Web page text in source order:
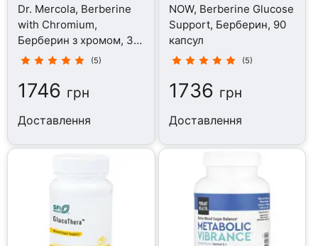
Dr. Mercola, Berberine
with Chromium,
Берберин з хромом, 30
капсул
(5)
1746 грн
Доставлення
NOW, Berberine Glucose
Support, Берберин, 90
капсул
(5)
1736 грн
Доставлення